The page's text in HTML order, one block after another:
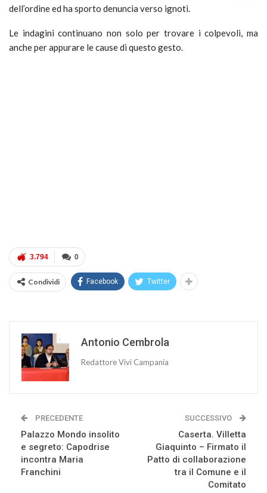
dell’ordine ed ha sporto denuncia verso ignoti.
Le indagini continuano non solo per trovare i colpevoli, ma
anche per appurare le cause di questo gesto.
0
3.794
Condividi Facebook Twitter
Antonio Cembrola
Redattore Vivi Campania
PRECEDENTE
Palazzo Mondo insolito
e segreto: Capodrise
incontra Maria
Franchini
SUCCESSIVO
Caserta. Villetta
Giaquinto – Firmato il
Patto di collaborazione
tra il Comune e il
Comitato